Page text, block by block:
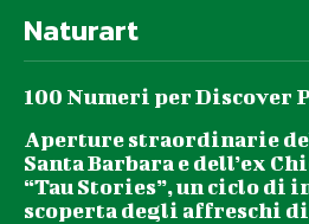
Naturart
100 Numeri per Discover
Aperture straordinarie
Santa Barbara e dell’ex
“Tau Stories”, un ciclo di
scoperta degli affreschi